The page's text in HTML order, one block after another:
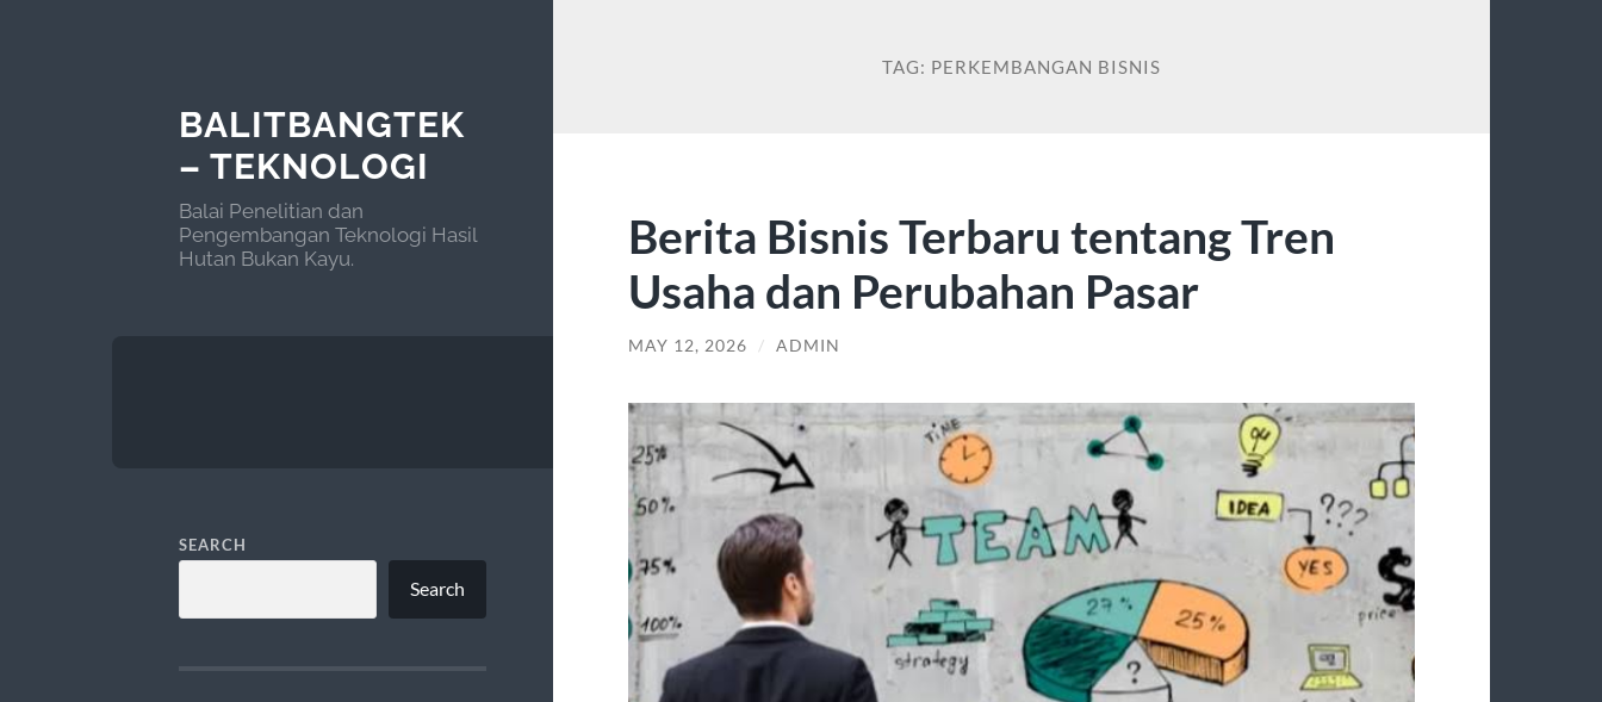
BALITBANGTEK
– TEKNOLOGI
Balai Penelitian dan
Pengembangan Teknologi Hasil
Hutan Bukan Kayu.
SEARCH
Search
TAG: PERKEMBANGAN BISNIS
Berita Bisnis Terbaru tentang Tren
Usaha dan Perubahan Pasar
MAY 12, 2026 / ADMIN